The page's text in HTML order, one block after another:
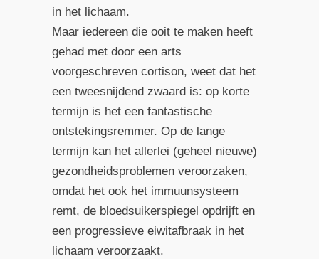
in het lichaam.
Maar iedereen die ooit te maken heeft
gehad met door een arts
voorgeschreven cortison, weet dat het
een tweesnijdend zwaard is: op korte
termijn is het een fantastische
ontstekingsremmer. Op de lange
termijn kan het allerlei (geheel nieuwe)
gezondheidsproblemen veroorzaken,
omdat het ook het immuunsysteem
remt, de bloedsuikerspiegel opdrijft en
een progressieve eiwitafbraak in het
lichaam veroorzaakt.